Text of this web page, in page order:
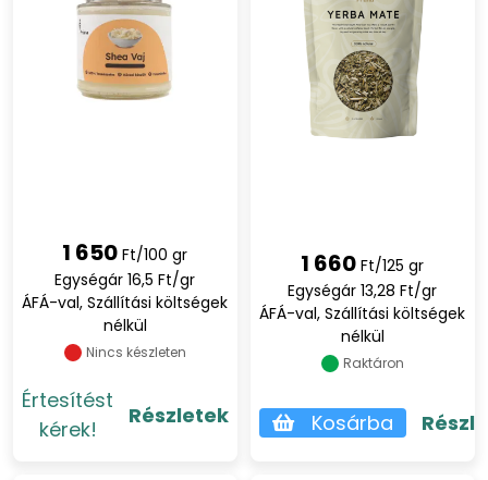
1 650 Ft/100 gr
Egységár 16,5 Ft/gr
ÁFÁ-val, Szállítási költségek
nélkül
Nincs készleten
Értesítést
kérek!
Részletek
1 660 Ft/125 gr
Egységár 13,28 Ft/gr
ÁFÁ-val, Szállítási költségek
nélkül
Raktáron
Kosárba